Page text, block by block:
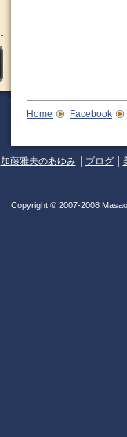
Home Facebook
加藤雅夫のあゆみ ブログ
Copyright © 2007-2008